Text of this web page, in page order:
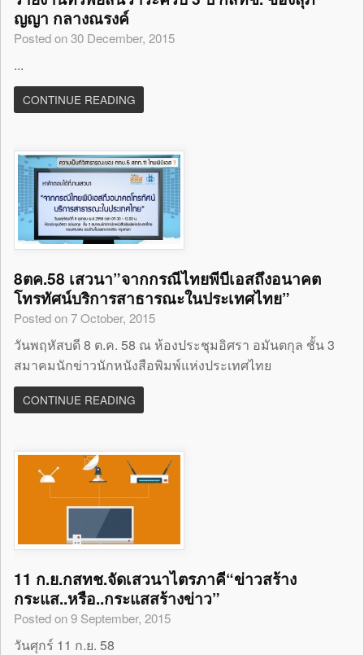
ญญา กลางณรงค์
Posted on 30 December, 2015
...
CONTINUE READING
8ตค.58 เสวนา”จากกรณีไทยพีบีเอสถึงอนาคต
โทรทัศน์บริการสาธารณะในประเทศไทย”
Posted on 7 October, 2015
วันพฤหัสบดี 8 ต.ค. 58 ณ ห้องประชุมอิศรา อมันตกุล ชั้น 3
สมาคมนักข่าวนักหนังสือพิมพ์แห่งประเทศไทย
CONTINUE READING
11 ก.ย.กสทช.จัดเสวนาไตรภาคี“ข่าวสร้าง
กระแส..หรือ..กระแสสร้างข่าว”
Posted on 9 September, 2015
วันศุกร์ 11 ก.ย. 58